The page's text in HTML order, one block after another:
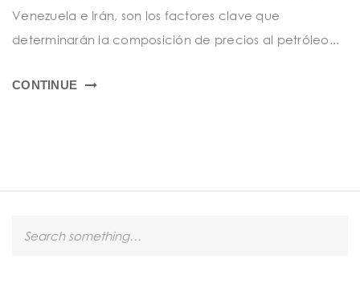
Venezuela e Irán, son los factores clave que
determinarán la composición de precios al petróleo...
CONTINUE